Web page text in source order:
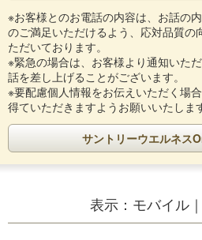
※お客様とのお電話の内容は、お話の
のご満足いただけるよう、応対品質の
ただいております。
※緊急の場合は、お客様より通知いた
話を差し上げることがございます。
※要配慮個人情報をお伝えいただく場
得ていただきますようお願いいたしま
サントリーウエルネス
表示： モバイル｜